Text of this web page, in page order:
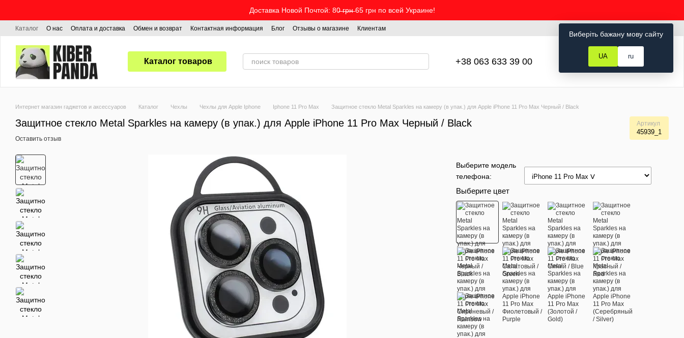
Доставка Новой Почтой: 80̶ ̶г̶р̶н̶ 65 грн по всей Украине!
Каталог О нас Оплата и доставка Обмен и возврат Контактная информация Блог Отзывы о магазине Клиентам
Каталог товаров +38 063 633 39 00 Мой заказ
Интернет магазин гаджетов и аксессуаров Каталог Чехлы Чехлы для Apple Iphone Iphone 11 Pro Max Защитное стекло Metal Sparkles на камеру (в упак.) для Apple iPhone 11 Pro Max Черный / Black
Защитное стекло Metal Sparkles на камеру (в упак.) для Apple iPhone 11 Pro Max Черный / Black Артикул
45939_1
Оставить отзыв
Выберите модель
телефона:
Выберите цвет
Виберіть бажану мову сайту
UA ru